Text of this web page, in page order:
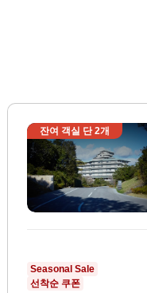
잔여 객실 단2개
Seasonal Sale
선착순 쿠폰